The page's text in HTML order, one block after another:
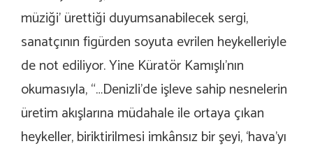
müziği’ ürettiği duyumsanabilecek sergi,
sanatçının figürden soyuta evrilen heykelleriyle
de not ediliyor. Yine Küratör Kamışlı’nın
okumasıyla, “…Denizli’de işleve sahip nesnelerin
üretim akışlarına müdahale ile ortaya çıkan
heykeller, biriktirilmesi imkânsız bir şeyi, ‘hava’yı